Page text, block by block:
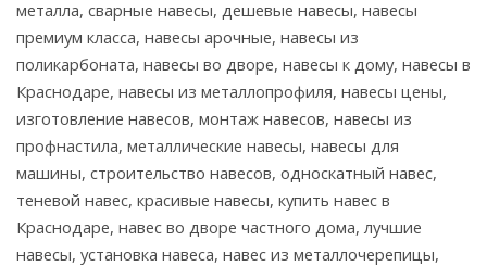
металла, сварные навесы, дешевые навесы, навесы
премиум класса, навесы арочные, навесы из
поликарбоната, навесы во дворе, навесы к дому, навесы в
Краснодаре, навесы из металлопрофиля, навесы цены,
изготовление навесов, монтаж навесов, навесы из
профнастила, металлические навесы, навесы для
машины, строительство навесов, односкатный навес,
теневой навес, красивые навесы, купить навес в
Краснодаре, навес во дворе частного дома, лучшие
навесы, установка навеса, навес из металлочерепицы,